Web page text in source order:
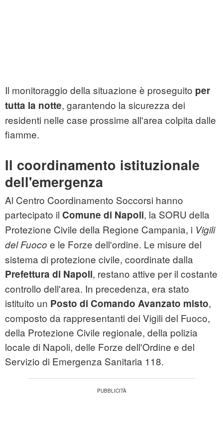
Il monitoraggio della situazione è proseguito per
tutta la notte, garantendo la sicurezza dei
residenti nelle case prossime all'area colpita dalle
fiamme.
Il coordinamento istituzionale
dell'emergenza
Al Centro Coordinamento Soccorsi hanno
partecipato il Comune di Napoli, la SORU della
Protezione Civile della Regione Campania, i Vigili
del Fuoco e le Forze dell'ordine. Le misure del
sistema di protezione civile, coordinate dalla
Prefettura di Napoli, restano attive per il costante
controllo dell'area. In precedenza, era stato
istituito un Posto di Comando Avanzato misto,
composto da rappresentanti dei Vigili del Fuoco,
della Protezione Civile regionale, della polizia
locale di Napoli, delle Forze dell'Ordine e del
Servizio di Emergenza Sanitaria 118.